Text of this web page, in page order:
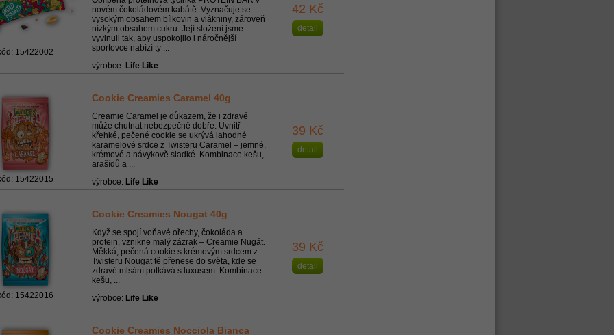
15422002
novém čokoládovém kabátě. Vyznačuje se
vysokým obsahem bílkovin a vlákniny, zároveň
nízkým obsahem cukru. Její složení jsme
vyvinuli tak, aby uspokojilo i náročnější
sportovce nabízí ty ...
výrobce: Life Like
42 Kč
detail
15422015
Cookie Creamies Caramel 40g
Creamie Caramel je důkazem, že i zdravé
může chutnat nebezpečně dobře. Uvnitř
křehké, pečené cookie se ukrývá lahodné
karamelové srdce z Twisteru Caramel – jemné,
krémové a návykově sladké. Kombinace kešu,
arašídů a ...
výrobce: Life Like
39 Kč
detail
15422016
Cookie Creamies Nougat 40g
Když se spojí voňavé ořechy, čokoláda a
protein, vznikne malý zázrak – Creamie Nugát.
Měkká, pečená cookie s krémovým srdcem z
Twisteru Nougat tě přenese do světa, kde se
zdravé mlsání potkává s luxusem. Kombinace
kešu, ...
výrobce: Life Like
39 Kč
detail
Cookie Creamies Nocciola Bianca